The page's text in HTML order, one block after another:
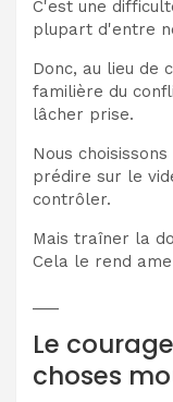
C'est une
plupart d'entre
Donc, au lieu de
familière du
lâcher prise.
Nous
prédire sur le
contrôler.
Mais traîner la
Cela le rend
Le
choses